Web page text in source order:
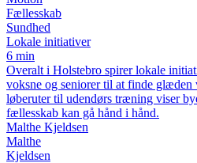
Fællesskab
Sundhed
Lokale initiativer
6 min
Overalt i Holstebro spirer lokale
voksne og seniorer til at finde glæden
løberuter til udendørs træning viser
fællesskab kan gå hånd i hånd.
Malthe Kjeldsen
Malthe
Kjeldsen